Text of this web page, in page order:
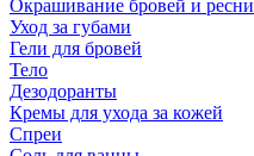
Окрашивание бровей и
Уход за губами
Гели для бровей
Тело
Дезодоранты
Кремы для ухода за кожей
Спреи